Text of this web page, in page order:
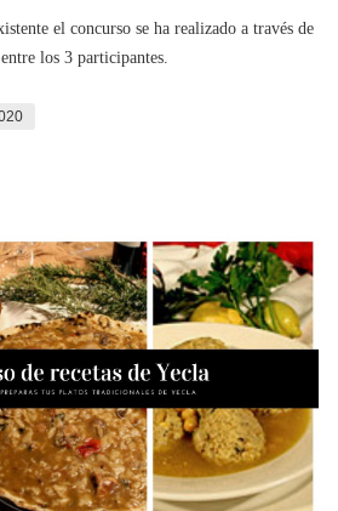
el concurso se ha realizado a través de
los 3 participantes.